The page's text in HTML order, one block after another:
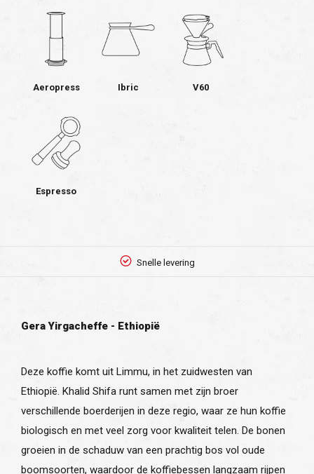
Aeropress Ibric V60
Espresso
Snelle levering
Gera Yirgacheffe - Ethiopië
Deze koffie komt uit Limmu, in het zuidwesten van
Ethiopië. Khalid Shifa runt samen met zijn broer
verschillende boerderijen in deze regio, waar ze hun koffie
biologisch en met veel zorg voor kwaliteit telen. De bonen
groeien in de schaduw van een prachtig bos vol oude
boomsoorten, waardoor de koffiebessen langzaam rijpen